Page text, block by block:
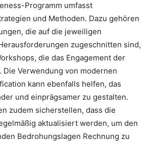
Programm umfasst
und Methoden. Dazu gehören
die auf die jeweiligen
zugeschnitten sind,
die das Engagement der
Verwendung von modernen
kann ebenfalls helfen, das
und einprägsamer zu gestalten.
zudem sicherstellen, dass die
aktualisiert werden, um den
Bedrohungslagen Rechnung zu